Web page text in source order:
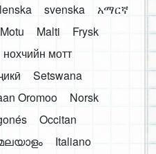
svenska
አማርኛ
Malti
Frysk
нохчийн мотт
Setswana
Oromoo
Norsk
Occitan
Italiano